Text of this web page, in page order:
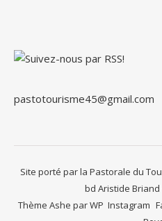
pastotourisme45@gmail.com
Site porté par la Pastorale du
bd Aristide Briand
Instagram
Thème Ashe parWP